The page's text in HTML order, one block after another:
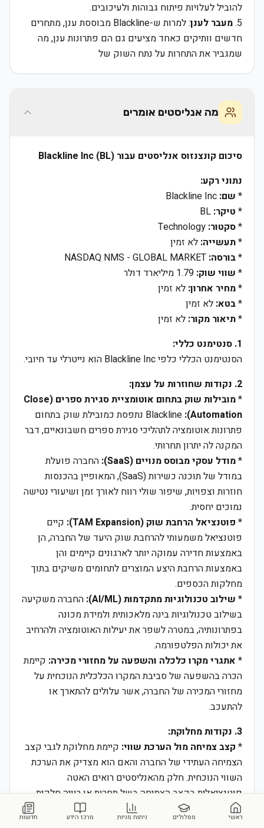
להוביל לעלויות פיתוח גבוהות ולעיכובים.
5. מעבר לענן
: למרות ש-Blackline מבוססת ענן, מתחרים
חדשים וותיקים כאחד מציעים גם הם פתרונות ענן, מה
שמגביר את התחרות על נתח השוק של
מה אנליסטים אומרים
סיכום קונצנזוס אנליסטים עבור Blackline Inc (BL)
נתוני רקע:
* שם:
* טיקר:
*סקטור:
*תעשייה: לא זמין
*בורסה:
* שווי שוק:
*מחיר אחרון: לא זמין
*בטא: לא זמין
*תיאור מקור: לא זמין
1. סנטימנט כללי:
הסנטימנט הכללי כלפי Blackline Inc הוא נייטרלי עד חיובי.
2. נקודות שחוזרות על עצמן:
*
מובילות שוק בתחום אוטומציית סגירת ספרים (Close
Automation):
Blackline נתפסת כמובילת שוק בתחום
פתרונות אוטומציה לתהליכי סגירת ספרים חשבונאיים, דבר
המקנה לה יתרון תחרותי.
*מודל עסקי מבוסס מנויים (SaaS):
החברה פועלת
במודל של תוכנה כשירות (SaaS), המאופיין בהכנסות
חוזרות וצפויות, שיפור שולי רווח לאורך זמן ושיעורי נטישה
נמוכים יחסית.
* פוטנציאל הרחבת שוק (TAM Expansion):
קיים
פוטנציאל משמעותי להרחבת שוק היעד של החברה, הן
באמצעות חדירה עמוקה יותר לארגונים קיימים והן
באמצעות הרחבת היצע המוצרים לתחומים משיקים בתוך
מחלקות הכספים.
* שילוב טכנולוגיות מתקדמות (AI/ML):
החברה משקיעה
בשילוב טכנולוגיות בינה מלאכותית ולמידת מכונה
בפתרונותיה, במטרה לשפר את יעילות האוטומציה ולהרחיב
את יכולות הפלטפורמה.
* אתגרי מקרו כלכלה והשפעה על מחזורי מכירה: קיימת
הכרה בהשפעה של סביבת המקרו הכלכלית הנוכחית על
מחזורי המכירה של החברה, אשר עלולים להתארך או
להתעכב.
3. נקודות מחלוקת:
* קצב צמיחה מול הערכת שווי: קיימת מחלוקת לגבי קצב
הצמיחה העתידי של החברה והאם הוא מצדיק את הערכת
השווי הנוכחית. חלק מהאנליסטים רואים האטה
פוטנציאלית בקצב הצמיחה בשל תחרות או רוויה חלקית
בשוק, בעוד אחרים רואים פוטנציאל צמיחה משמעותי
מתוך הרחבת השוק ומוצרים חדשים.
ראשי מסלולים ניתוח מניות מרכז הידע חדשות